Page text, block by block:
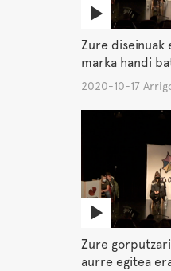
Zure diseinuak
marka handi
2020-10-17
Zure
aurre egitea